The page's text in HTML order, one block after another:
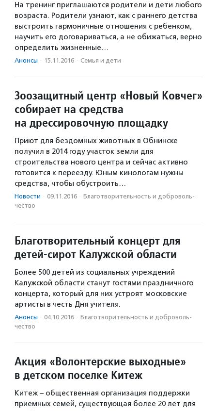
На тренинг приглашаются родители и дети любого
возраста. Родители узнают, как с раннего детства
выстроить гармоничные отношения с ребенком,
научить его договариваться, а не обижаться, верно
определить жизненные…
Анонсы · 15.11.2016 · Семья и дети
Зоозащитный центр «Новый Ковчег»
собирает на средства
на дрессировочную площадку
Приют для бездомных животных в Обнинске
получил в 2014 году участок земли для
строительства нового центра и сейчас активно
готовится к переезду. Юным кинологам нужны
средства, чтобы обустроить…
Новости · 09.11.2016 · Благотвори­тель­ность и доброволь­
чест­во
Благотворительный концерт для
детей-сирот Калужской области
Более 500 детей из социальных учреждений
Калужской области станут гостями праздничного
концерта, который для них устроят московские
артисты в честь Дня учителя.
Анонсы · 04.10.2016 · Благотвори­тель­ность и доброволь­
чест­во
Акция «Волонтерские выходные»
в детском поселке Китеж
Китеж – общественная организация поддержки
приемных семей, существующая более 20 лет для